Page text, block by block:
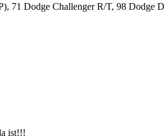
71 Dodge Challenger R/T, 98 Dodge
ist!!!